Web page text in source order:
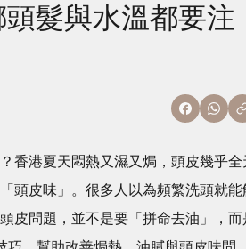
髮與水溫都要注
香港夏天悶熱又濕又焗，頭皮幾乎全
頭皮味」。很多人以為頻繁洗頭就能
皮問題，並不是要「拼命去油」，而